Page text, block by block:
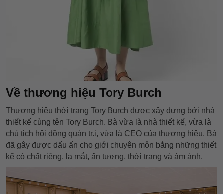
Về thương hiệu Tory Burch
Thương hiệu thời trang Tory Burch được xây dựng bởi nhà
thiết kế cùng tên Tory Burch. Bà vừa là nhà thiết kế, vừa là
chủ tịch hội đồng quản tr.ị, vừa là CEO của thương hiệu. Bà
đã gây được dấu ấn cho giới chuyên môn bằng những thiết
kế có chất riêng, lạ mắt, ấn tượng, thời trang và ám ảnh.